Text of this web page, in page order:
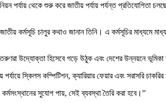
পর্যায় থেকে শুরু করে জাতীয় পর্যায় পর্যন্ত প্রতিযোগিতা
কর্মসূচি চালুর কথাও জানান তিনি। এ কর্মসূচির মাধ্যমে
তরুণরা উদ্যোক্তা হিসেবে গড়ে উঠুক এবং দেশের উন্নয়নে
স্কিলস কম্পিটিশন, ক্যারিয়ার ফেয়ার এবং সরাসরি
কর্মসংস্থানের সুযোগ পায়, সেই ব্যবস্থা তৈরি করা হবে।”